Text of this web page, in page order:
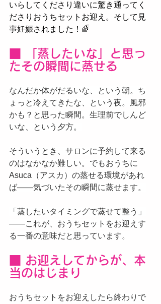
いらしてくださり違いに驚き通ってく
ださりおうちセットお迎え。そして見
事妊娠されました！🌈
■ 「蒸したいな」と思っ
たその瞬間に蒸せる
なんだか体がだるいな、という朝。ち
ょっと冷えてきたな、という夜。風邪
かも？と思った瞬間。生理前でしんど
いな、という夕方。
そういうとき、サロンに予約して来る
のはなかなか難しい。でもおうちに
Asuca（アスカ）の蒸せる環境があれ
ば——気づいたその瞬間に蒸せます。
「蒸したいタイミングで蒸せて整う」
——これが、おうちセットをお迎えす
る一番の意味だと思っています。
■ お迎えしてからが、本
当のはじまり
おうちセットをお迎えしたら終わりで